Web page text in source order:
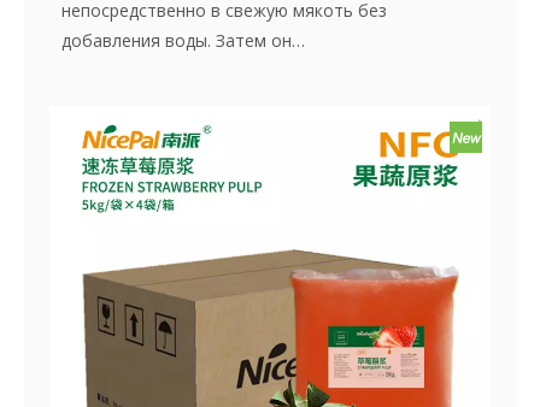
непосредственно в свежую мякоть без
добавления воды. Затем он
сохраняя содержание питания и оригинальный
вкус малины. Порошок растворяется мгновенно и
удобно использовать.